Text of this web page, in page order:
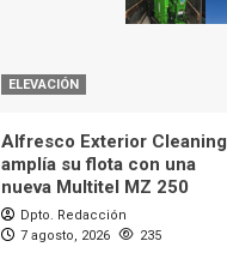
ELEVACIÓN
Alfresco Exterior Cleaning
amplía su flota con una
nueva Multitel MZ 250
Dpto. Redacción
7 agosto, 2026
235